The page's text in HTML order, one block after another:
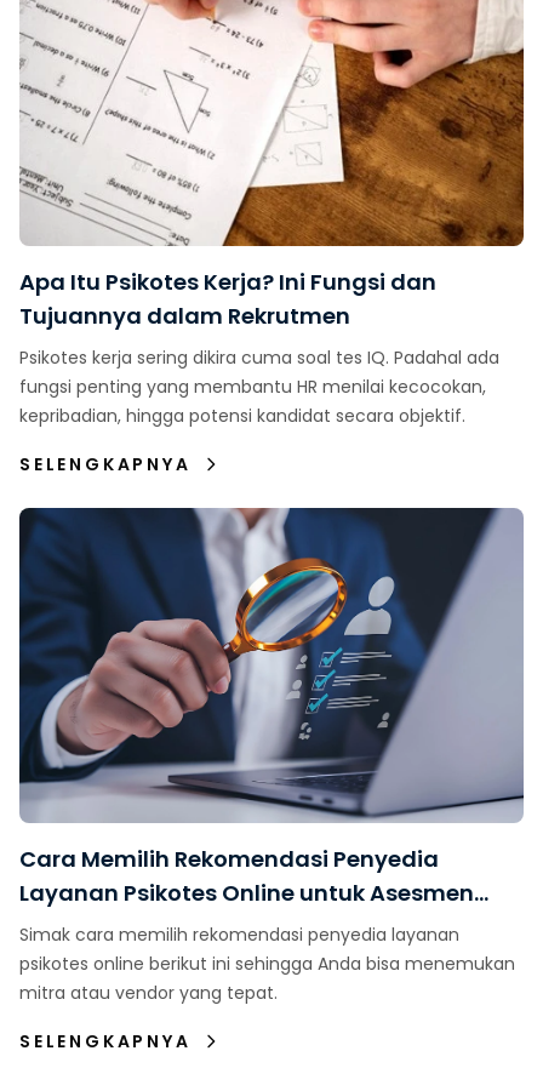
Apa Itu Psikotes Kerja? Ini Fungsi dan
Tujuannya dalam Rekrutmen
Psikotes kerja sering dikira cuma soal tes IQ. Padahal ada
fungsi penting yang membantu HR menilai kecocokan,
kepribadian, hingga potensi kandidat secara objektif.
SELENGKAPNYA
Cara Memilih Rekomendasi Penyedia
Layanan Psikotes Online untuk Asesmen
Karyawan
Simak cara memilih rekomendasi penyedia layanan
psikotes online berikut ini sehingga Anda bisa menemukan
mitra atau vendor yang tepat.
SELENGKAPNYA